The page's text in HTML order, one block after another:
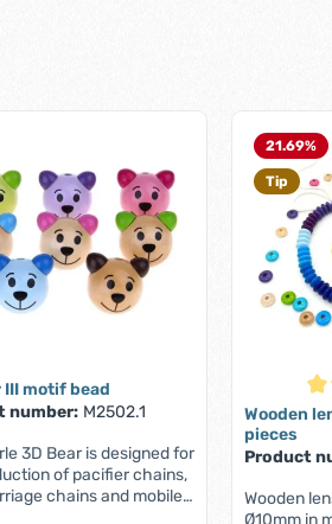
III motif bead
number: M2502.1
3D Bear is designed for
of pacifier chains,
chains and mobiles
21.69%
Tip
Wooden
pieces
Product
Wooden
Ø10mm in